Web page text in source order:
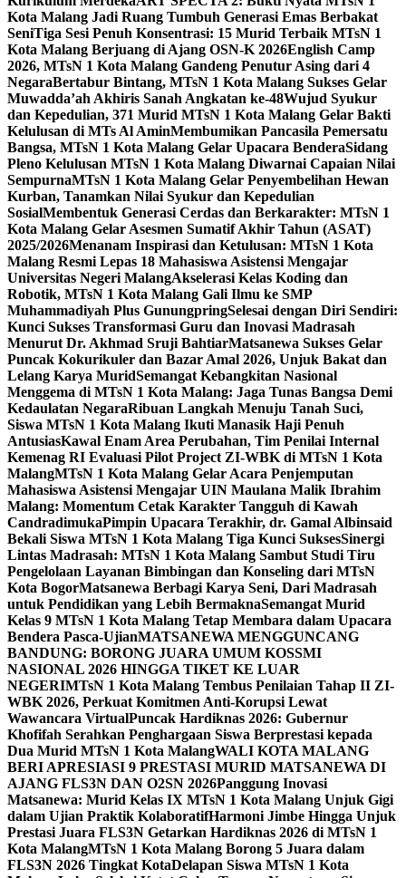
Kota Malang Jadi Ruang Tumbuh Generasi Emas Berbakat
SeniTiga Sesi Penuh Konsentrasi: 15 Murid Terbaik MTsN 1
Kota Malang Berjuang di Ajang OSN-K 2026English Camp
2026, MTsN 1 Kota Malang Gandeng Penutur Asing dari 4
NegaraBertabur Bintang, MTsN 1 Kota Malang Sukses Gelar
Muwadda’ah Akhiris Sanah Angkatan ke-48Wujud Syukur
dan Kepedulian, 371 Murid MTsN 1 Kota Malang Gelar Bakti
Kelulusan di MTs Al AminMembumikan Pancasila Pemersatu
Bangsa, MTsN 1 Kota Malang Gelar Upacara BenderaSidang
Pleno Kelulusan MTsN 1 Kota Malang Diwarnai Capaian Nilai
SempurnaMTsN 1 Kota Malang Gelar Penyembelihan Hewan
Kurban, Tanamkan Nilai Syukur dan Kepedulian
SosialMembentuk Generasi Cerdas dan Berkarakter: MTsN 1
Kota Malang Gelar Asesmen Sumatif Akhir Tahun (ASAT)
2025/2026Menanam Inspirasi dan Ketulusan: MTsN 1 Kota
Malang Resmi Lepas 18 Mahasiswa Asistensi Mengajar
Universitas Negeri MalangAkselerasi Kelas Koding dan
Robotik, MTsN 1 Kota Malang Gali Ilmu ke SMP
Muhammadiyah Plus GunungpringSelesai dengan Diri Sendiri:
Kunci Sukses Transformasi Guru dan Inovasi Madrasah
Menurut Dr. Akhmad Sruji BahtiarMatsanewa Sukses Gelar
Puncak Kokurikuler dan Bazar Amal 2026, Unjuk Bakat dan
Lelang Karya MuridSemangat Kebangkitan Nasional
Menggema di MTsN 1 Kota Malang: Jaga Tunas Bangsa Demi
Kedaulatan NegaraRibuan Langkah Menuju Tanah Suci,
Siswa MTsN 1 Kota Malang Ikuti Manasik Haji Penuh
AntusiasKawal Enam Area Perubahan, Tim Penilai Internal
Kemenag RI Evaluasi Pilot Project ZI-WBK di MTsN 1 Kota
MalangMTsN 1 Kota Malang Gelar Acara Penjemputan
Mahasiswa Asistensi Mengajar UIN Maulana Malik Ibrahim
Malang: Momentum Cetak Karakter Tangguh di Kawah
CandradimukaPimpin Upacara Terakhir, dr. Gamal Albinsaid
Bekali Siswa MTsN 1 Kota Malang Tiga Kunci SuksesSinergi
Lintas Madrasah: MTsN 1 Kota Malang Sambut Studi Tiru
Pengelolaan Layanan Bimbingan dan Konseling dari MTsN
Kota BogorMatsanewa Berbagi Karya Seni, Dari Madrasah
untuk Pendidikan yang Lebih BermaknaSemangat Murid
Kelas 9 MTsN 1 Kota Malang Tetap Membara dalam Upacara
Bendera Pasca-UjianMATSANEWA MENGGUNCANG
BANDUNG: BORONG JUARA UMUM KOSSMI
NASIONAL 2026 HINGGA TIKET KE LUAR
NEGERIMTsN 1 Kota Malang Tembus Penilaian Tahap II ZI-
WBK 2026, Perkuat Komitmen Anti-Korupsi Lewat
Wawancara VirtualPuncak Hardiknas 2026: Gubernur
Khofifah Serahkan Penghargaan Siswa Berprestasi kepada
Dua Murid MTsN 1 Kota MalangWALI KOTA MALANG
BERI APRESIASI 9 PRESTASI MURID MATSANEWA DI
AJANG FLS3N DAN O2SN 2026Panggung Inovasi
Matsanewa: Murid Kelas IX MTsN 1 Kota Malang Unjuk Gigi
dalam Ujian Praktik KolaboratifHarmoni Jimbe Hingga Unjuk
Prestasi Juara FLS3N Getarkan Hardiknas 2026 di MTsN 1
Kota MalangMTsN 1 Kota Malang Borong 5 Juara dalam
FLS3N 2026 Tingkat KotaDelapan Siswa MTsN 1 Kota